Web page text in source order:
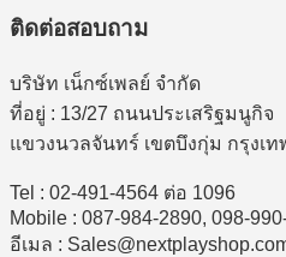
ติดต่อสอบถาม
บริษัท เน็กซ์เพลย์ จำกัด
ที่อยู่ : 13/27 ถนนประเสริฐมนูกิจ
แขวงนวลจันทร์ เขตบึงกุ่ม กรุงเ
Tel : 02-491-4564 ต่อ 1096
Mobile : 087-984-2890, 098-
อีเมล :